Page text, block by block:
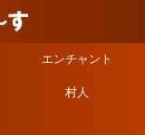
エンチャント
村人